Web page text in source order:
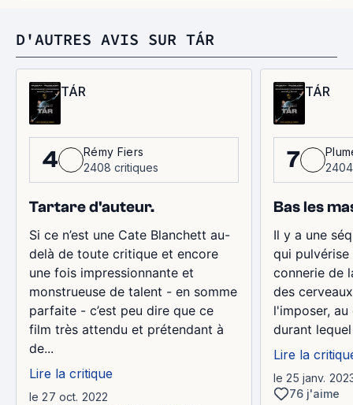
D'AUTRES AVIS SUR TÁR
TÁR
4
Rémy Fiers
2408 critiques
Tartare d'auteur.
Si ce n’est une Cate Blanchett au-
delà de toute critique et encore
une fois impressionnante et
monstrueuse de talent - en somme
parfaite - c’est peu dire que ce
film très attendu et prétendant à
de...
Lire la critique
le 27 oct. 2022
TÁR
7
Bas les
Il y a une
qui
connerie de
des
l'imposer,
durant
Lire la
le 25 janv.
76 j'aime